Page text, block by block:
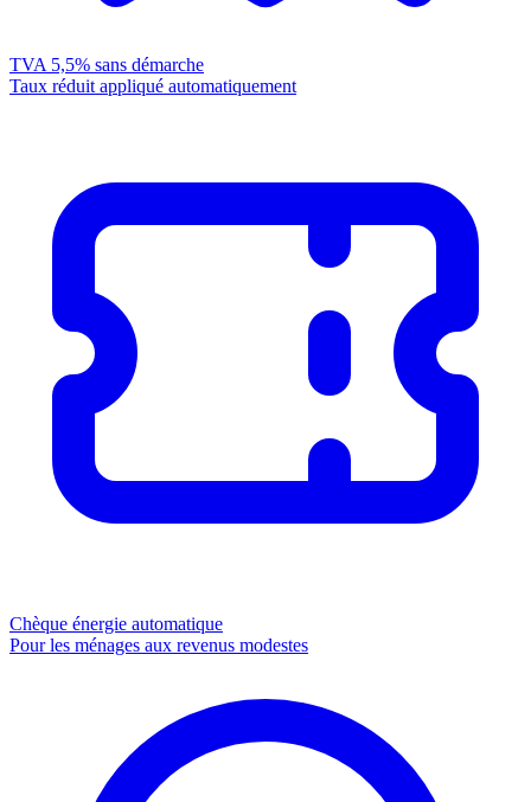
TVA 5,5% sans démarche
Taux réduit appliqué automatiquement
Chèque énergie automatique
Pour les ménages aux revenus modestes